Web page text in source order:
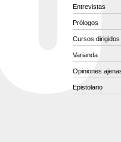
Entrevistas
Prólogos
Cursos dirigidos
Varianda
Opiniones
Epistolario